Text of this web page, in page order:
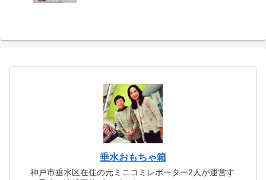
垂水おもちゃ箱
神戸市垂水区在住の元ミニコミレポーター2人が運営す